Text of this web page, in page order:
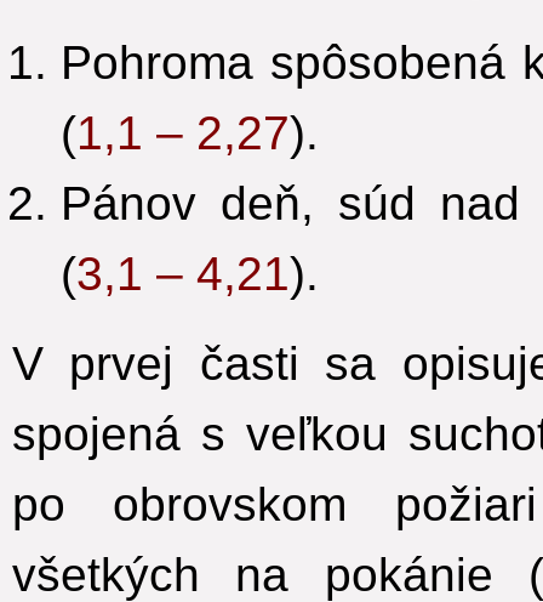
Pohroma spôsobená
(1,1 – 2,27).
Pánov deň, súd nad
(3,1 – 4,21).
V prvej časti sa
spojená s veľkou
po obrovskom
všetkých na pokánie (